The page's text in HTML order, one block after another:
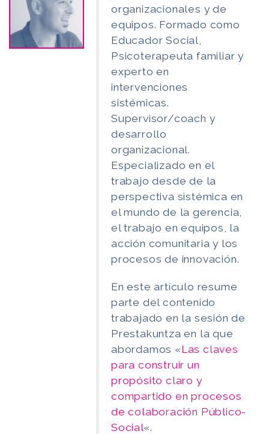
organizacionales y de
equipos. Formado como
Educador Social,
Psicoterapeuta familiar y
experto en
intervenciones
sistémicas.
Supervisor/coach y
desarrollo
organizacional.
Especializado en el
trabajo desde de la
perspectiva sistémica en
el mundo de la gerencia,
el trabajo en equipos, la
acción comunitaria y los
procesos de innovación.
En este artículo resume
parte del contenido
trabajado en la sesión de
Prestakuntza en la que
abordamos «Las claves
para construir un
propósito claro y
compartido en procesos
de colaboración Público-
Social«.